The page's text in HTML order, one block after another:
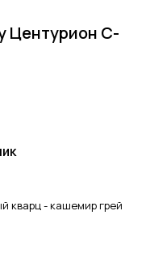
Центурион C-
кварц - кашемир грей